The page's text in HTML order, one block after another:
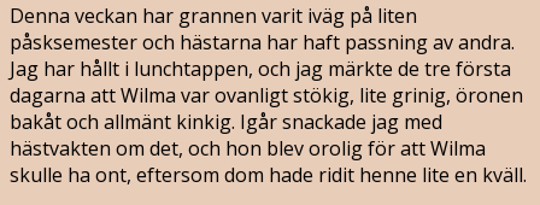
Denna veckan har grannen varit iväg på liten
påsksemester och hästarna har haft passning av andra.
Jag har hållt i lunchtappen, och jag märkte de tre första
dagarna att Wilma var ovanligt stökig, lite grinig, öronen
bakåt och allmänt kinkig. Igår snackade jag med
hästvakten om det, och hon blev orolig för att Wilma
skulle ha ont, eftersom dom hade ridit henne lite en kväll.